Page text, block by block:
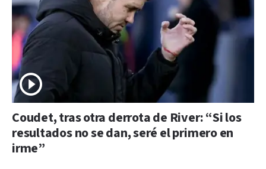
Coudet, tras otra derrota de River: “Si los
resultados no se dan, seré el primero en
irme”